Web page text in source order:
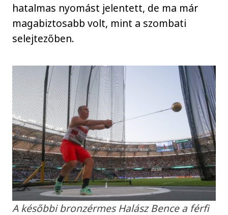
hatalmas nyomást jelentett, de ma már
magabiztosabb volt, mint a szombati
selejtezőben.
A későbbi bronzérmes Halász Bence a férfi